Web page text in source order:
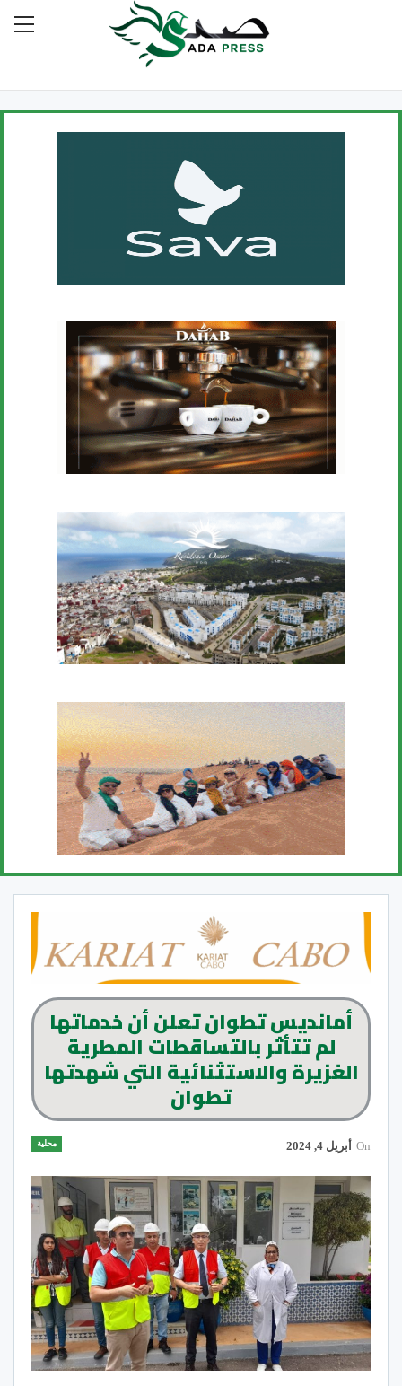
أمانديس تطوان تعلن أن خدماتها
لم تتأثر بالتساقطات المطرية
الغزيرة والاستثنائية التي شهدتها
تطوان
محلية On أبريل 4, 2024